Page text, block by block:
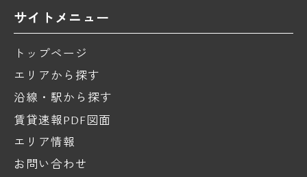
サイトメニュー
トップページ
エリアから探す
沿線・駅から探す
賃貸速報PDF図面
エリア情報
お問い合わせ